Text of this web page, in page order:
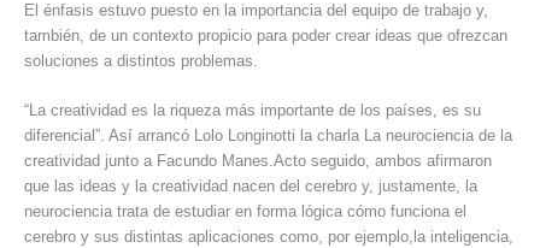
El énfasis estuvo puesto en la importancia del equipo de trabajo y,
también, de un contexto propicio para poder crear ideas que ofrezcan
soluciones a distintos problemas.
“La creatividad es la riqueza más importante de los países, es su
diferencial”. Así arrancó Lolo Longinotti la charla La neurociencia de la
creatividad junto a Facundo Manes.Acto seguido, ambos afirmaron
que las ideas y la creatividad nacen del cerebro y, justamente, la
neurociencia trata de estudiar en forma lógica cómo funciona el
cerebro y sus distintas aplicaciones como, por ejemplo,la inteligencia,